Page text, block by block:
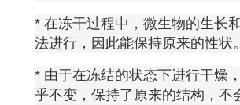
* 在冻干过程中，微生物的生长
法进行，因此能保持原来的性状。
* 由于在冻结的状态下进行干燥
乎不变，保持了原来的结构，不